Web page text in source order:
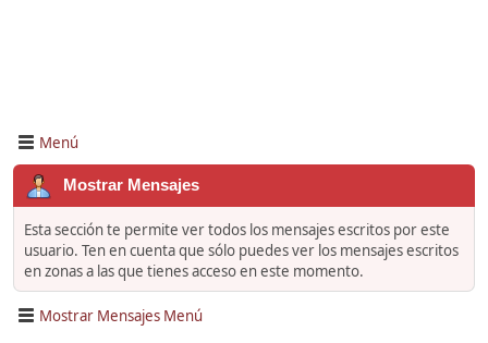
Menú
Mostrar Mensajes
Esta sección te permite ver todos los mensajes escritos por este
usuario. Ten en cuenta que sólo puedes ver los mensajes escritos
en zonas a las que tienes acceso en este momento.
Mostrar Mensajes Menú